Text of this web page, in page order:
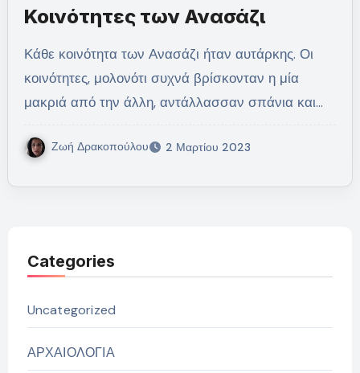
Κοινότητες των Ανασάζι
Κάθε κοινότητα των Ανασάζι ήταν αυτάρκης. Οι
κοινότητες, μολονότι συχνά βρίσκονταν η μία
μακριά από την άλλη, αντάλλασσαν σπάνια και…
Ζωή Δρακοπούλου 2 Μαρτίου 2023
Categories
Uncategorized
ΑΡΧΑΙΟΛΟΓΙΑ